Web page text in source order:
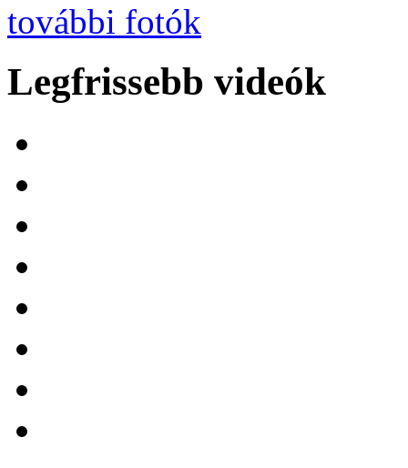
további fotók
Legfrissebb videók